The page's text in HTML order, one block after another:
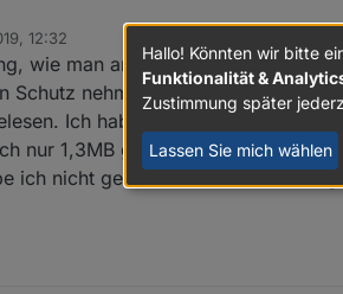
12:32
wie man an meinem vorherigen
Schutz nehmen. Mir ging es nach
Ich hab Standard ausgewählt
nur 1,3MB groß. Da denkt man
ich nicht geben, wenn die
Hallo! Könnten wir bitte
Funktionalität &
Zustimmung später
Lassen Sie mich wählen